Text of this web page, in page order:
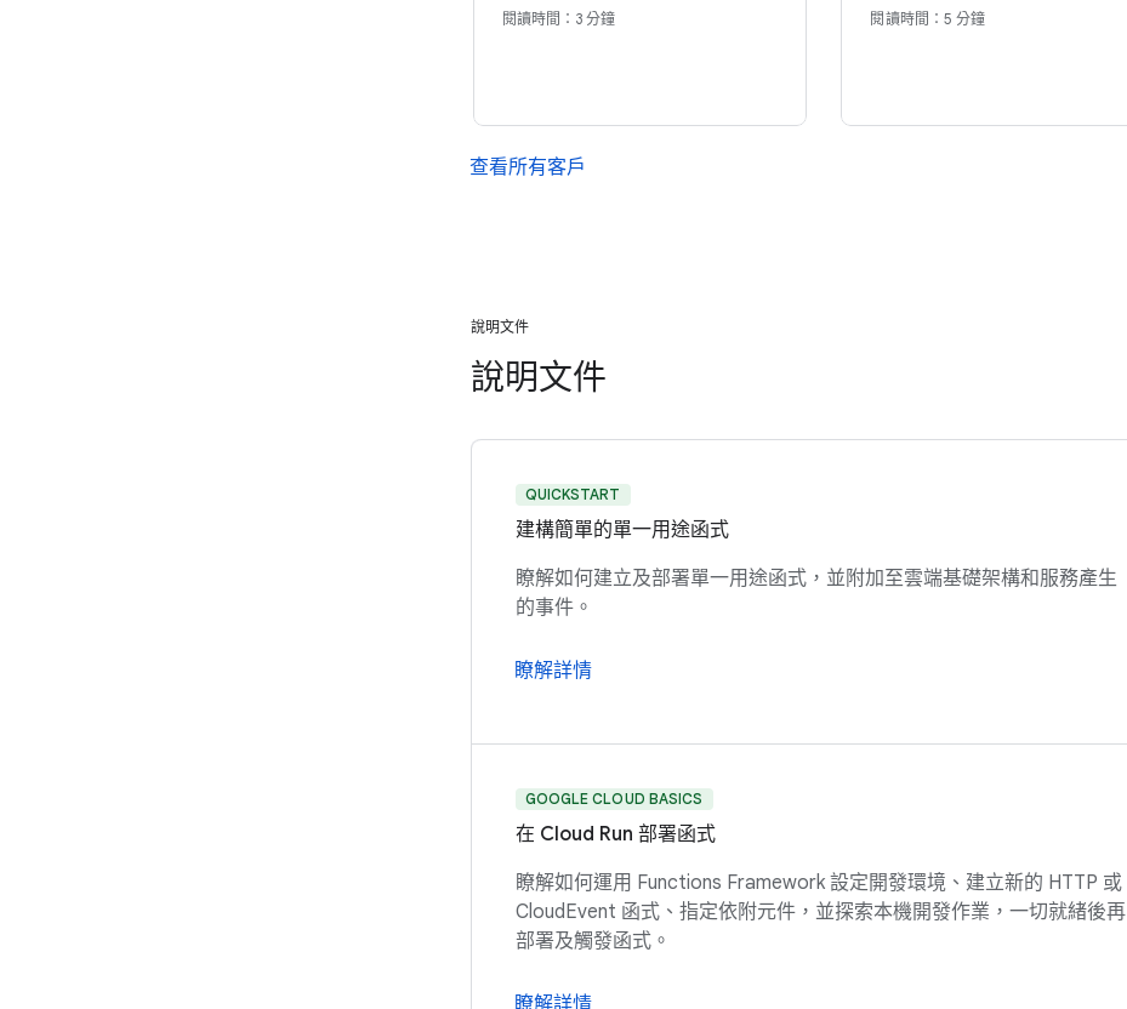
閱讀時間：3 分鐘 閱讀時間：5 分鐘
查看所有客戶
說明文件
說明文件
QUICKSTART
建構簡單的單一用途函式
瞭解如何建立及部署單一用途函式，並附加至雲端基礎架構和服務產生
的事件。
瞭解詳情
GOOGLE CLOUD BASICS
在 Cloud Run 部署函式
瞭解如何運用 Functions Framework 設定開發環境、建立新的 HTTP 或
CloudEvent 函式、指定依附元件，並探索本機開發作業，一切就緒後再
部署及觸發函式。
瞭解詳情